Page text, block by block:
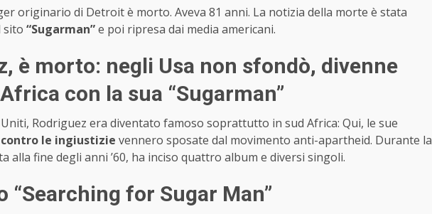
originario di Detroit è morto. Aveva 81 anni. La notizia della morte è stata
sito “Sugarman”e poi ripresa dai media americani.
è morto: negli Usa non sfondò, divenne
con la sua “Sugarman”
Rodriguez era diventato famoso soprattutto in sud Africa: Qui, le sue
le ingiustizie vennero sposate dal movimento anti-apartheid. Durante la
alla fine degli anni ’60, ha inciso quattro album e diversi singoli.
“Searching for Sugar Man”